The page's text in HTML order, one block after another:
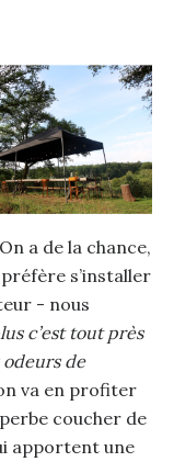
a de la chance,
s’installer
- nous
c’est tout près
odeurs de
va en profiter
coucher de
apportent une